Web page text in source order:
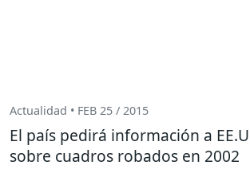
Actualidad • FEB 25 / 2015
El país pedirá información a
sobre cuadros robados en 2002